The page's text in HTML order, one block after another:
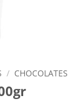
/ CHOCOLATES